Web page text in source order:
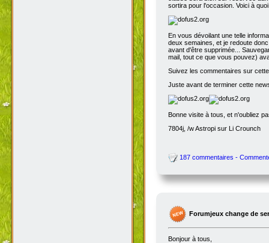
sortira pour l'occasion. Voici à
En vous dévoilant une telle
deux semaines, et je redoute
avant d'être supprimée...
mail, tout ce que vous pouvez)
Suivez les commentaires sur
Juste avant de terminer cette
Bonne visite à tous, et n'oubliez
7804j, /w Astropi sur Li Crounch
187 commentaires -
Forumjeux change de
Bonjour à tous,